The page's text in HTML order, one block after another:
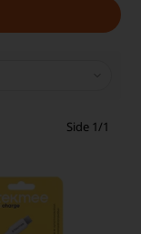
Side 1/1